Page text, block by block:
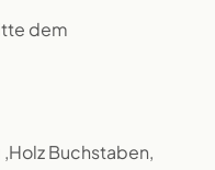
dem
Buchstaben,